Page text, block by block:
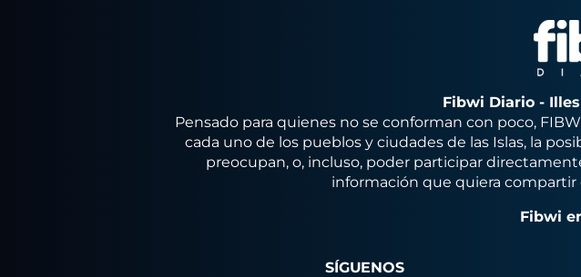
Fibwi Diario -
Pensado para quienes no se conforman con poco,
cada uno de los pueblos y ciudades de las Islas, la
preocupan, o, incluso, poder participar
información que quiera compartir
Fibwi
SÍGUENOS